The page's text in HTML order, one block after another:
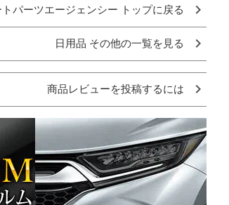
トパーツエージェンシー トップに戻る
日用品 その他の一覧を見る
商品レビューを投稿するには